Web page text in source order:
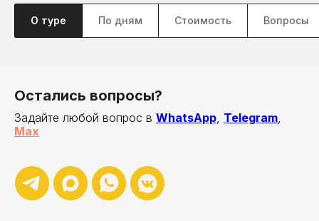
О туре По дням Стоимость Вопросы
Остались вопросы?
Задайте любой вопрос в WhatsApp Telegram
Max